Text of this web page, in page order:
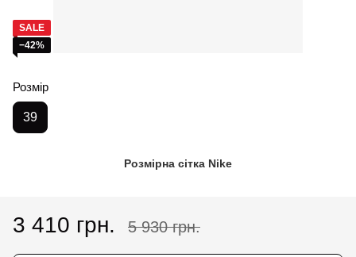
SALE
−42%
Розмір
39
Розмірна сітка Nike
3 410 грн. 5 930 грн.